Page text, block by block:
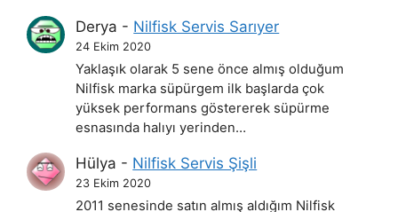
Derya - Nilfisk Servis Sarıyer
24 Ekim 2020
Yaklaşık olarak 5 sene önce almış olduğum
Nilfisk marka süpürgem ilk başlarda çok
yüksek performans göstererek süpürme
esnasında halıyı yerinden…
Hülya - Nilfisk Servis Şişli
23 Ekim 2020
2011 senesinde satın almış aldığım Nilfisk